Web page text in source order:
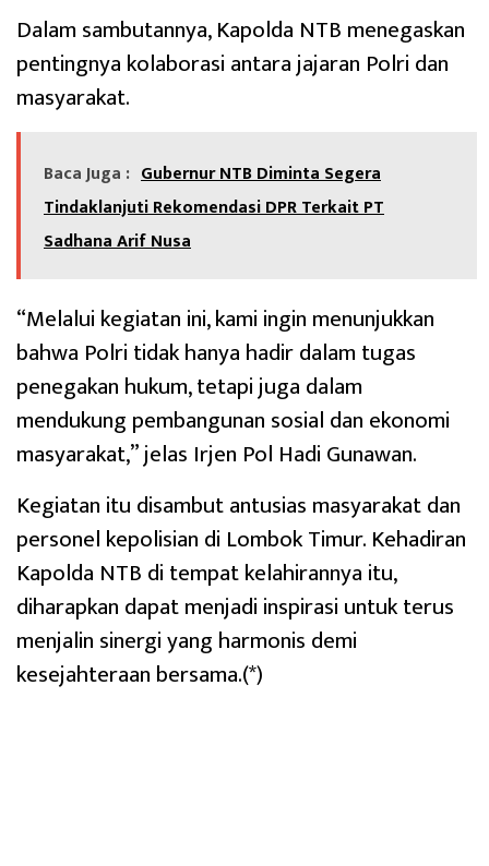
Dalam sambutannya, Kapolda NTB menegaskan
pentingnya kolaborasi antara jajaran Polri dan
masyarakat.
Baca Juga : Gubernur NTB Diminta Segera
Tindaklanjuti Rekomendasi DPR Terkait PT
Sadhana Arif Nusa
“Melalui kegiatan ini, kami ingin menunjukkan
bahwa Polri tidak hanya hadir dalam tugas
penegakan hukum, tetapi juga dalam
mendukung pembangunan sosial dan ekonomi
masyarakat,” jelas Irjen Pol Hadi Gunawan.
Kegiatan itu disambut antusias masyarakat dan
personel kepolisian di Lombok Timur. Kehadiran
Kapolda NTB di tempat kelahirannya itu,
diharapkan dapat menjadi inspirasi untuk terus
menjalin sinergi yang harmonis demi
kesejahteraan bersama.(*)